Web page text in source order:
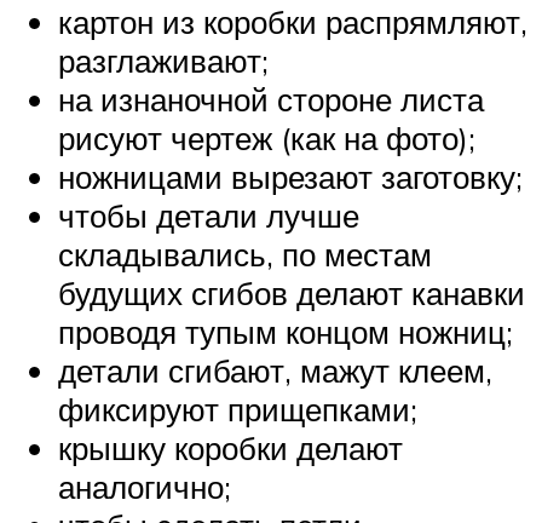
картон из коробки распрямляют,
разглаживают;
на изнаночной стороне листа
рисуют чертеж (как на фото);
ножницами вырезают заготовку;
чтобы детали лучше
складывались, по местам
будущих сгибов делают канавки
проводя тупым концом ножниц;
детали сгибают, мажут клеем,
фиксируют прищепками;
крышку коробки делают
аналогично;